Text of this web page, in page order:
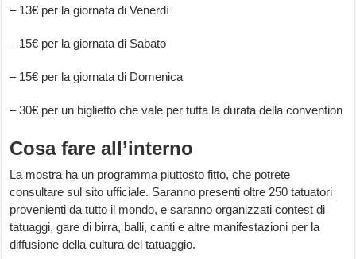
– 13€ per la giornata di Venerdì
– 15€ per la giornata di Sabato
– 15€ per la giornata di Domenica
– 30€ per un biglietto che vale per tutta la durata della convention
Cosa fare all’interno
La mostra ha un programma piuttosto fitto, che potrete
consultare sul sito ufficiale. Saranno presenti oltre 250 tatuatori
provenienti da tutto il mondo, e saranno organizzati contest di
tatuaggi, gare di birra, balli, canti e altre manifestazioni per la
diffusione della cultura del tatuaggio.